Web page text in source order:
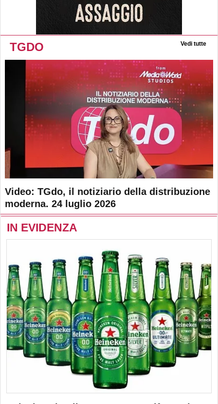
TGDO Vedi tutte
Video: TGdo, il notiziario della distribuzione
moderna. 24 luglio 2026
IN EVIDENZA